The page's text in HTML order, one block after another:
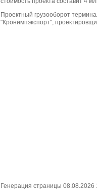
Проектный грузооборот
"Кронимпэкспорт",
Генерация страницы 08.08.2026